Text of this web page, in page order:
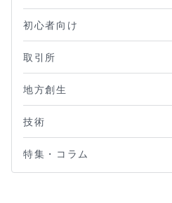
初心者向け
取引所
地方創生
技術
特集・コラム